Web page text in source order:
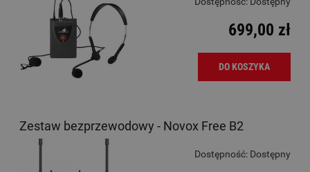
699,00 zł
DO KOSZYKA
Zestaw bezprzewodowy - Novox Free B2
Dostępność: Dostępny